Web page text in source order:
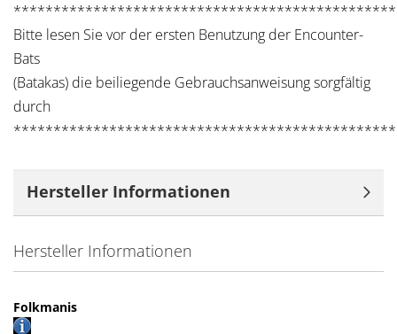
Bitte lesen Sie vor der ersten Benutzung der Encounter-
Bats
(Batakas) die beiliegende Gebrauchsanweisung sorgfältig
durch
Hersteller Informationen
Hersteller Informationen
Folkmanis